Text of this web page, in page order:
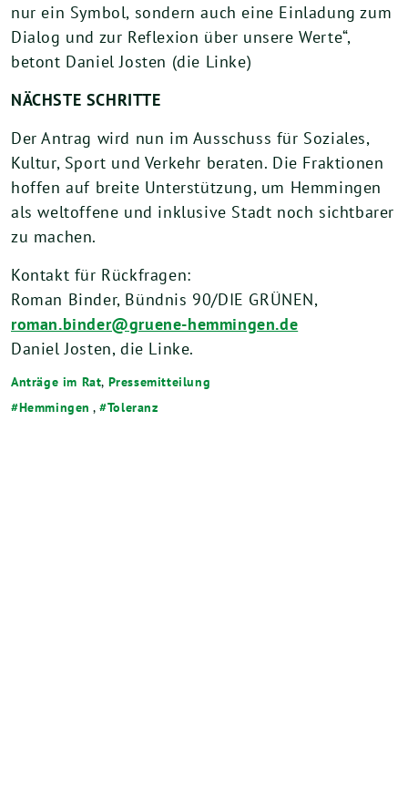
nur ein Symbol, sondern auch eine Einladung zum
Dialog und zur Reflexion über unsere Werte“,
betont Daniel Josten (die Linke)
NÄCHSTE SCHRITTE
Der Antrag wird nun im Ausschuss für Soziales,
Kultur, Sport und Verkehr beraten. Die Fraktionen
hoffen auf breite Unterstützung, um Hemmingen
als weltoffene und inklusive Stadt noch sichtbarer
zu machen.
Kontakt für Rückfragen:
Roman Binder, Bündnis 90/DIE GRÜNEN,
roman.binder@gruene-hemmingen.de
Daniel Josten, die Linke.
Anträge im Rat, Pressemitteilung
Hemmingen , Toleranz